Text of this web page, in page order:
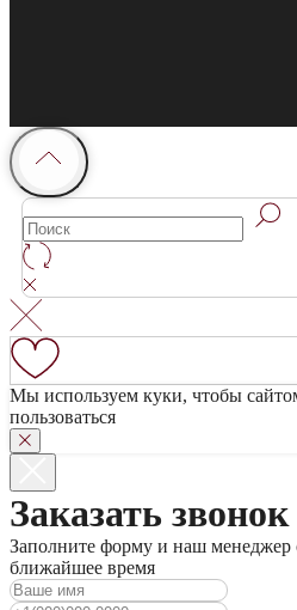
Мы используем куки, чтобы
пользоваться
Заказать звонок
Заполните форму и наш менеджер
ближайшее время